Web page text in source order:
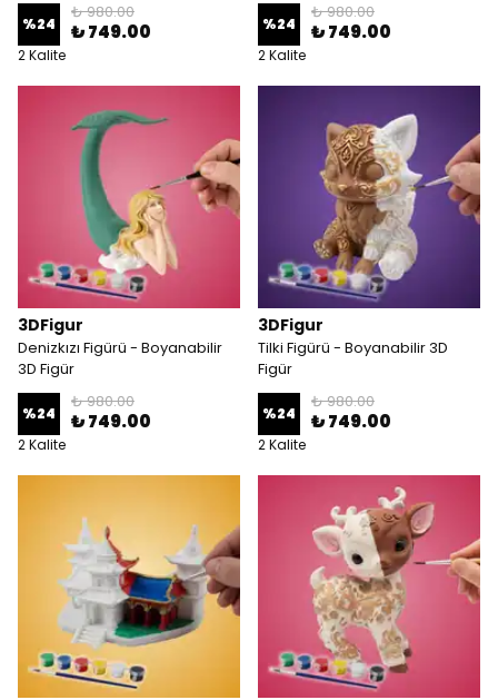
%24
₺ 980.00
₺ 749.00
2 Kalite
%24
₺ 980.00
₺ 749.00
2 Kalite
3DFigur
Denizkızı Figürü - Boyanabilir
3D Figür
%24
₺ 980.00
₺ 749.00
2 Kalite
3DFigur
Tilki Figürü - Boyanabilir 3D
Figür
%24
₺ 980.00
₺ 749.00
2 Kalite